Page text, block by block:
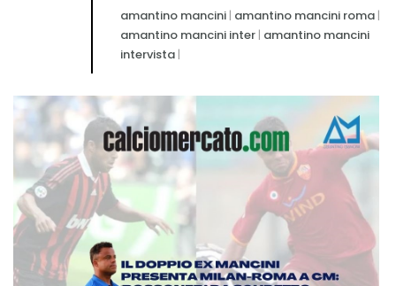
amantino mancini | amantino mancini roma |
amantino mancini inter | amantino mancini
intervista |